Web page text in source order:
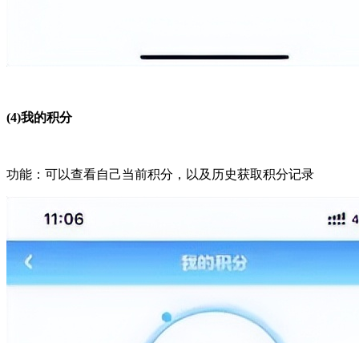
(4)我的积分
功能：可以查看自己当前积分，以及历史获取积分记录